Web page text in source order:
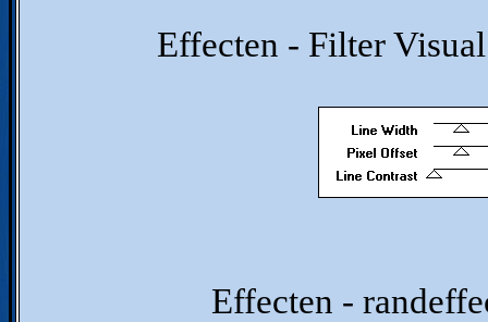
Effecten - Filter
Effecten -